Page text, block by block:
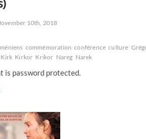
10th, 2018
commémoration conférence culture
Kirk Kirkor Krikor Nareg Narek
is password protected.